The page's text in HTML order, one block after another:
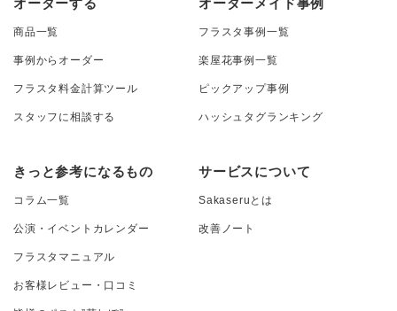
商品一覧
事例からオーダー
フラスタ料金計算ツール
スタッフに相談する
フラスタ事例一覧
楽屋花事例一覧
ピックアップ事例
ハッシュタグランキング
きっと参考になるもの
コラム一覧
公演・イベントカレンダー
フラスタマニュアル
お客様レビュー・口コミ
サービスについて
Sakaseruとは
改善ノート